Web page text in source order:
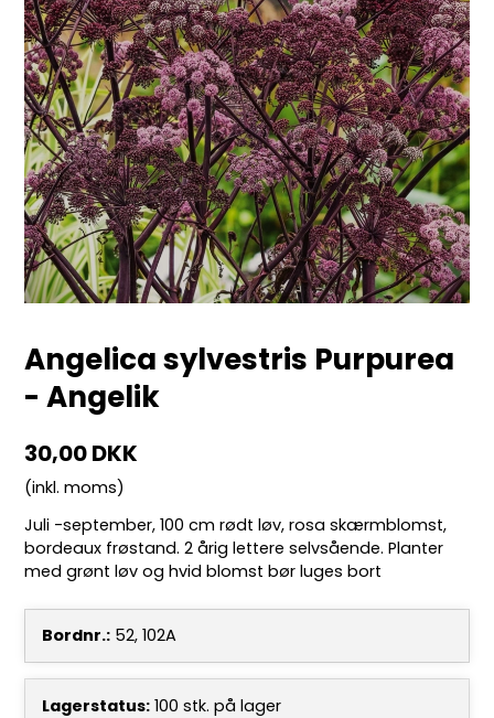
Angelica sylvestris Purpurea
- Angelik
30,00 DKK
(inkl. moms)
Juli -september, 100 cm rødt løv, rosa skærmblomst,
bordeaux frøstand. 2 årig lettere selvsående. Planter
med grønt løv og hvid blomst bør luges bort
Bordnr.: 52, 102A
Lagerstatus: 100 stk. på lager